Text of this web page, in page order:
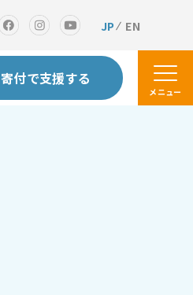
JP EN
寄付で支援する
メニュー